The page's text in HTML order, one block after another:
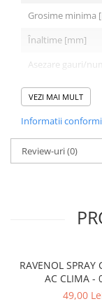
Uleiuri speciale
Vaseline/Paste
Grosime minima
Înaltime [mm]
Asezare gauri/
Diametru asezare
Greutate [kg]
Articol
VEZI MAI MULT
Informatii
Review-uri(0)
RAVENOL SPRAY
AC CLIMA -
49,00